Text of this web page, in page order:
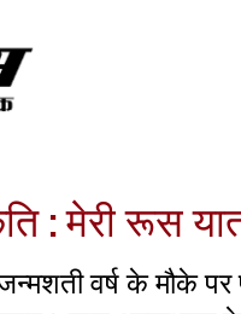
: मेरी रूस
वर्ष के मौके